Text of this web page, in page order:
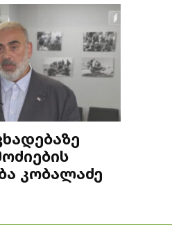
კობალაძე